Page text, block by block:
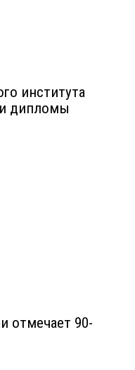
института
дипломы
отмечает 90-